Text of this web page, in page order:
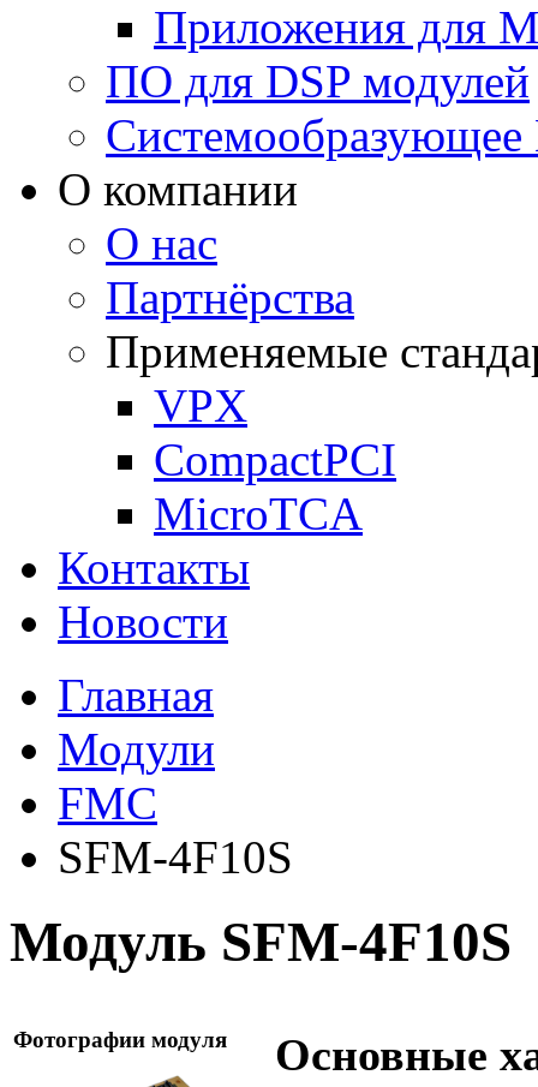
Приложения для
ПО для DSP модулей
О компании
О нас
Партнёрства
Применяемые
VPX
CompactPCI
MicroTCA
Контакты
Новости
Главная
Модули
FMC
SFM-4F10S
Модуль SFM-4F10S
Фотографии модуля Основные